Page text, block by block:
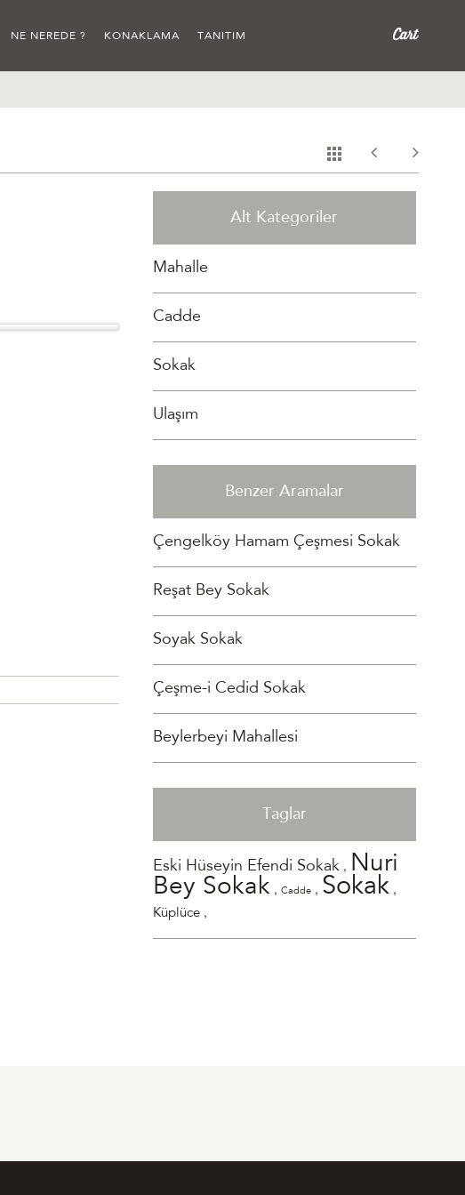
NE NEREDE ? KONAKLAMA TANITIM
Alt Kategoriler
Mahalle
Cadde
Sokak
Ulaşım
Benzer Aramalar
Çengelköy Hamam Çeşmesi Sokak
Reşat Bey Sokak
Soyak Sokak
Çeşme-i Cedid Sokak
Beylerbeyi Mahallesi
Taglar
Eski Hüseyin Efendi Sokak , Nuri
Bey Sokak ,Cadde , Sokak ,
Küplüce ,